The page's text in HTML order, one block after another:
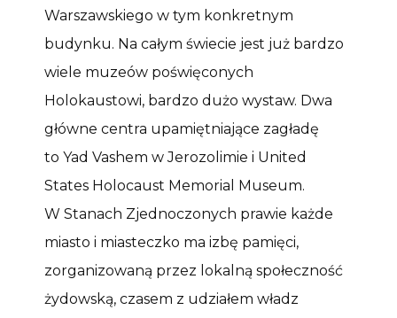
Warszawskiego w tym konkretnym
budynku. Na całym świecie jest już bardzo
wiele muzeów poświęconych
Holokaustowi, bardzo dużo wystaw. Dwa
główne centra upamiętniające zagładę
to Yad Vashem w Jerozolimie i United
States Holocaust Memorial Museum.
W Stanach Zjednoczonych prawie każde
miasto i miasteczko ma izbę pamięci,
zorganizowaną przez lokalną społeczność
żydowską, czasem z udziałem władz